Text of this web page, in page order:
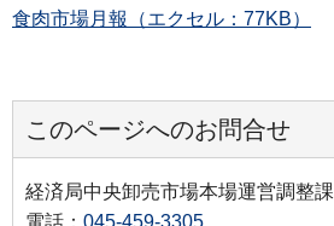
食肉市場月報（エクセル：77KB）
このページへのお問合せ
経済局中央卸売市場本場運営調整課
電話： 045-459-3305